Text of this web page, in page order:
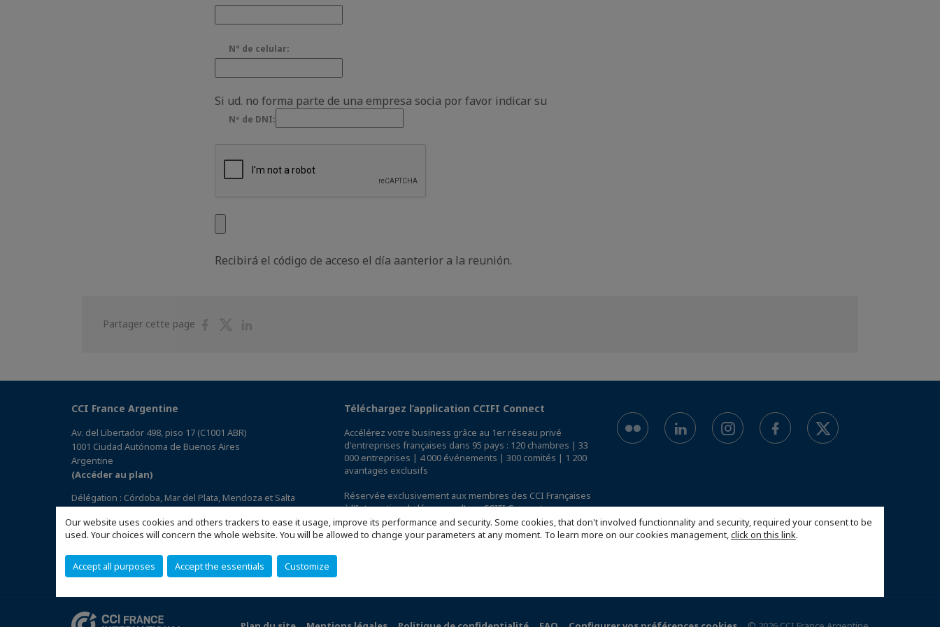
Our website uses cookies and others trackers to ease it usage, improve its performance and security. Some cookies, that don't involved functionnality and security, required your consent to be
used. Your choices will concern the whole website. You will be allowed to change your parameters at any moment. To learn more on our cookies management,click on this link.
Accept all purposes Accept the essentials Customize
N° de celular:
Si ud. no forma parte de una empresa socia por favor indicar su
Nº de DNI:
Recibirá el código de acceso el día aanterior a la reunión.
Partager cette page
PartagerPartager
CCI France Argentine
Av. del Libertador 498, piso 17 (C1001 ABR)
1001 Ciudad Autónoma de Buenos Aires
Argentine
(Accéder au plan)
Délégation : Córdoba, Mar del Plata, Mendoza et Salta
Téléchargez l’application CCIFI Connect
Accélérez votre business grâce au 1er réseau privé
d'entreprises françaises dans 95 pays : 120 chambres | 33
000 entreprises | 4 000 événements | 300 comités | 1 200
avantages exclusifs
Réservée exclusivement aux membres des CCI Françaises
à l'International,découvrez l'app CCIFI Connect.